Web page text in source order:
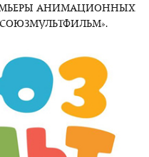
АНИМАЦИОННЫХ